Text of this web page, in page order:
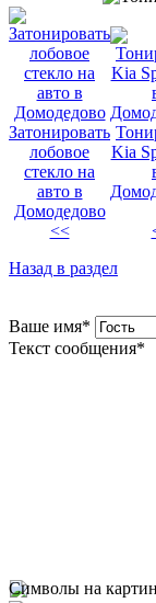
Затонировать
лобовое
стекло на
авто в
Домодедово
Kia
<<
Назад в раздел
Ваше имя*
Текст сообщения*
Символы на